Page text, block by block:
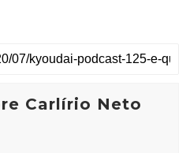
Carlírio Neto